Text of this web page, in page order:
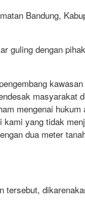
Bandung,
guling dengan
masyarakat
mengenai
yang tidak
dua meter
tersebut,